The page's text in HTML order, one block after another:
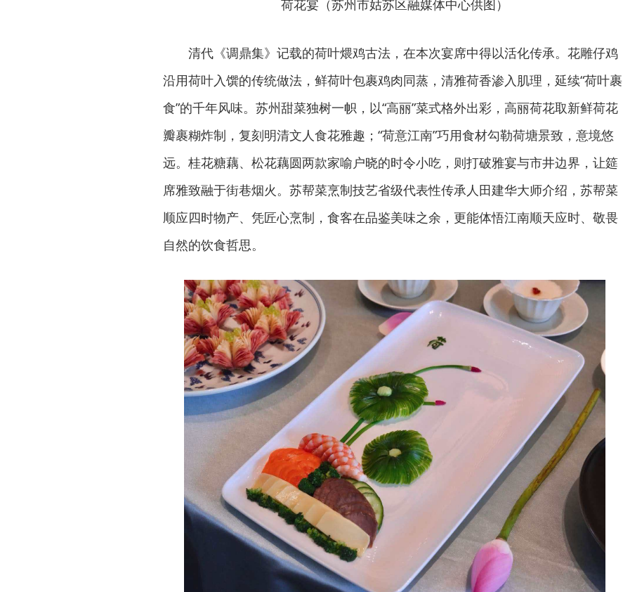
荷花宴（苏州市姑苏区融媒体中心供图）
清代《调鼎集》记载的荷叶煨鸡古法，在本次宴席中得以活化传承。花雕仔鸡
沿用荷叶入馔的传统做法，鲜荷叶包裹鸡肉同蒸，清雅荷香渗入肌理，延续“荷叶裹
食”的千年风味。苏州甜菜独树一帜，以“高丽”菜式格外出彩，高丽荷花取新鲜荷花
瓣裹糊炸制，复刻明清文人食花雅趣；“荷意江南”巧用食材勾勒荷塘景致，意境悠
远。桂花糖藕、松花藕圆两款家喻户晓的时令小吃，则打破雅宴与市井边界，让筵
席雅致融于街巷烟火。苏帮菜烹制技艺省级代表性传承人田建华大师介绍，苏帮菜
顺应四时物产、凭匠心烹制，食客在品鉴美味之余，更能体悟江南顺天应时、敬畏
自然的饮食哲思。